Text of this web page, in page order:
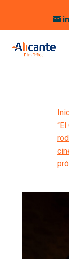
“El